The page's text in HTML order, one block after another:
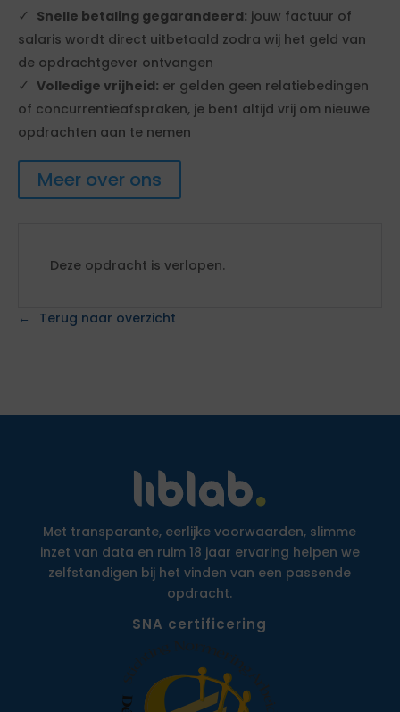
Snelle betaling gegarandeerd: jouw factuur of
salaris wordt direct uitbetaald zodra wij het geld van
de opdrachtgever ontvangen
Volledige vrijheid: er gelden geen relatiebedingen
of concurrentieafspraken, je bent altijd vrij om nieuwe
opdrachten aan te nemen
Meer over ons
Deze opdracht is verlopen.
Terug naar overzicht
Met transparante, eerlijke voorwaarden, slimme
inzet van data en ruim 18 jaar ervaring helpen we
zelfstandigen bij het vinden van een passende
opdracht.
SNA certificering